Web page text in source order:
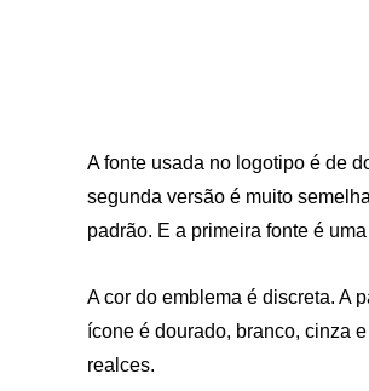
A fonte usada no logotipo é de
segunda versão é muito
padrão. E a primeira fonte é
A cor do emblema é discreta. A
ícone é dourado, branco, cinza
realces.